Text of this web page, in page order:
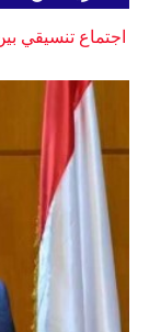
اجتماع تنسيقي